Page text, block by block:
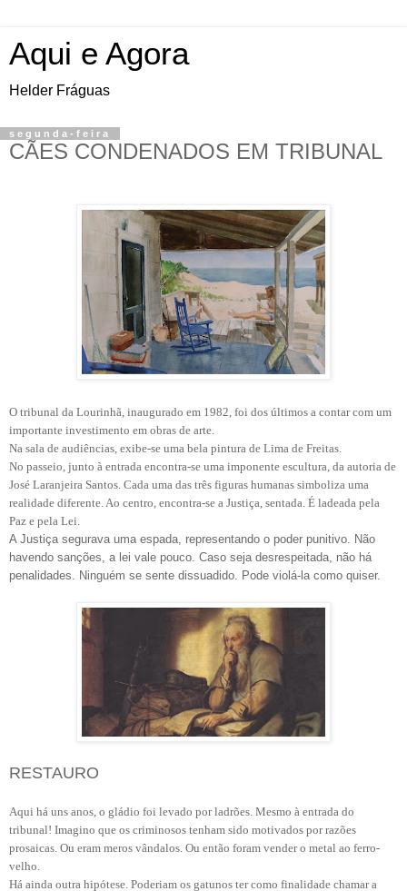
Aqui e Agora
Helder Fráguas
segunda-feira
CÃES CONDENADOS EM TRIBUNAL
O tribunal da Lourinhã, inaugurado em 1982, foi dos últimos a contar com um
importante investimento em obras de arte.
Na sala de audiências, exibe-se uma bela pintura de Lima de Freitas.
No passeio, junto à entrada encontra-se uma imponente escultura, da autoria de
José Laranjeira Santos. Cada uma das três figuras humanas simboliza uma
realidade diferente. Ao centro, encontra-se a Justiça, sentada. É ladeada pela
Paz e pela Lei.
A Justiça segurava uma espada, representando o poder punitivo. Não
havendo sanções, a lei vale pouco. Caso seja desrespeitada, não há
penalidades. Ninguém se sente dissuadido. Pode violá-la como quiser.
RESTAURO
Aqui há uns anos, o gládio foi levado por ladrões. Mesmo à entrada do
tribunal! Imagino que os criminosos tenham sido motivados por razões
prosaicas. Ou eram meros vândalos. Ou então foram vender o metal ao ferro-
velho.
Há ainda outra hipótese. Poderiam os gatunos ter como finalidade chamar a